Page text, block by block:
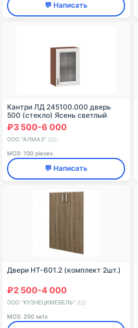
💬 Написать
Кантри ЛД 245100.000 дверь
500 (стекло) Ясень светлый
₽3 500-6 000
ООО "АЛМАЗ" 🇷🇺
МОЗ: 100 pieces
💬 Написать
Двери НТ-601.2 (комплект 2шт.)
₽2 500-4 000
ООО "КУЗНЕЦКМЕБЕЛЬ" 🇷🇺
МОЗ: 200 sets